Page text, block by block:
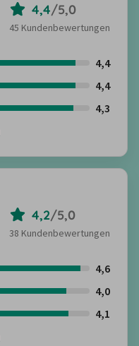
4,4/5,0
45 Kundenbewertungen
4,4
4,4
4,3
4,2/5,0
38 Kundenbewertungen
4,6
4,0
4,1